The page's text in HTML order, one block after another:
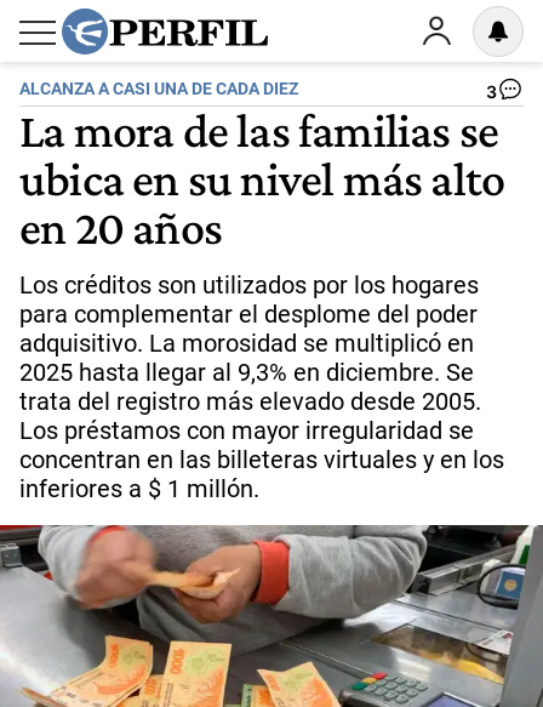
ALCANZA A CASI UNA DE CADA DIEZ 3
La mora de las familias se
ubica en su nivel más alto
en 20 años
Los créditos son utilizados por los hogares
para complementar el desplome del poder
adquisitivo. La morosidad se multiplicó en
2025 hasta llegar al 9,3% en diciembre. Se
trata del registro más elevado desde 2005.
Los préstamos con mayor irregularidad se
concentran en las billeteras virtuales y en los
inferiores a $ 1 millón.